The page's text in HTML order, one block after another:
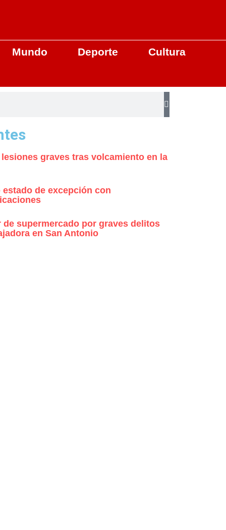
Mundo Deporte Cultura
graves tras volcamiento en la
de excepción con
supermercado por graves delitos
en San Antonio